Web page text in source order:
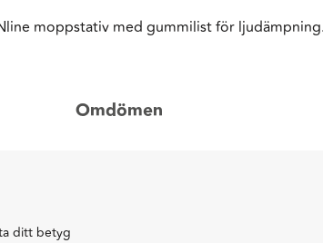
moppstativ med gummilist för
Omdömen
ditt betyg